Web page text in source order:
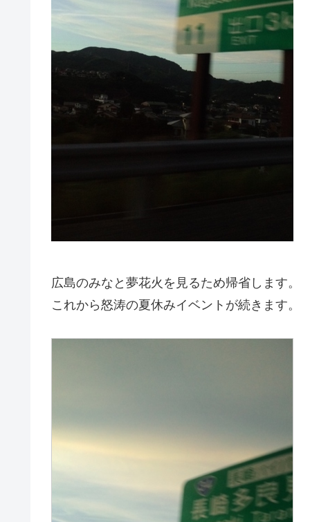
広島のみなと夢花火を見るため帰省します。
これから怒涛の夏休みイベントが続きます。